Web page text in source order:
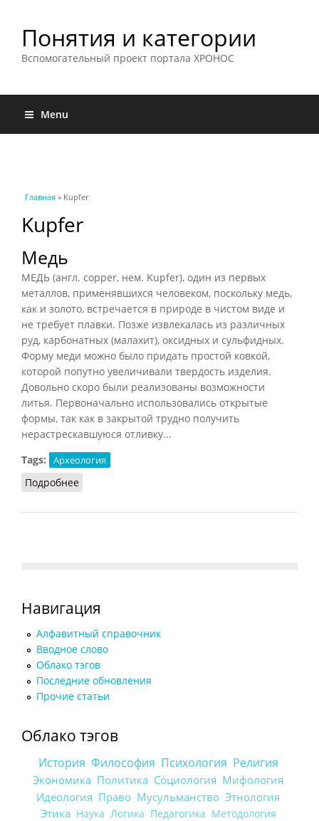
Понятия и категории
Вспомогательный проект портала ХРОНОС
Menu
Вы здесь
Главная » Kupfer
Kupfer
Медь
МЕДЬ (англ. copper, нем. Kupfer), один из первых
металлов, применявшихся человеком, поскольку медь,
как и золото, встречается в природе в чистом виде и
не требует плавки. Позже извлекалась из различных
руд, карбонатных (малахит), оксидных и сульфидных.
Форму меди можно было придать простой ковкой,
которой попутно увеличивали твердость изделия.
Довольно скоро были реализованы возможности
литья. Первоначально использовались открытые
формы, так как в закрытой трудно получить
нерастрескавшуюся отливку...
Tags:
Археология
Подробнее
Навигация
Алфавитный справочник
Вводное слово
Облако тэгов
Последние обновления
Прочие статьи
Облако тэгов
История Философия Психология Религия
Экономика Политика Социология Мифология
Идеология Право Мусульманство Этнология
Этика Наука Логика Педагогика Методология